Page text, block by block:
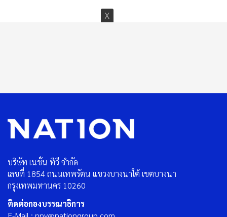
บริษัท เนชั่น ทีวี จำกัด
เลขที่ 1854 ถนนเทพรัตน แขวงบางนาใต้ เขตบางนา
กรุงเทพมหานคร 10260
ติดต่อกองบรรณาธิการ